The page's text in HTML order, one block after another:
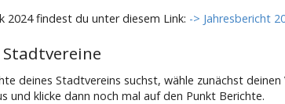
2024 findest du unter diesem Link: -> Jahresbericht
deines Stadtvereins suchst, wähle zunächst deinen
und klicke dann noch mal auf den Punkt Berichte.